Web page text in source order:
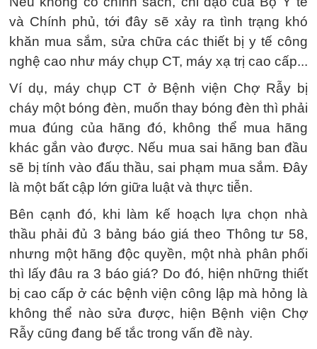
và Chính phủ, tới đây sẽ xảy ra tình trạng khó
khăn mua sắm, sửa chữa các thiết bị y tế công
nghệ cao như máy chụp CT, máy xạ trị cao cấp...
Ví dụ, máy chụp CT ở Bệnh viện Chợ Rẫy bị
cháy một bóng đèn, muốn thay bóng đèn thì phải
mua đúng của hãng đó, không thể mua hãng
khác gắn vào được. Nếu mua sai hãng ban đầu
sẽ bị tính vào đấu thầu, sai phạm mua sắm. Đây
là một bất cập lớn giữa luật và thực tiễn.
Bên cạnh đó, khi làm kế hoạch lựa chọn nhà
thầu phải đủ 3 bảng báo giá theo Thông tư 58,
nhưng một hãng độc quyền, một nhà phân phối
thì lấy đâu ra 3 báo giá? Do đó, hiện những thiết
bị cao cấp ở các bệnh viện công lập mà hỏng là
không thể nào sửa được, hiện Bệnh viện Chợ
Rẫy cũng đang bế tắc trong vấn đề này.